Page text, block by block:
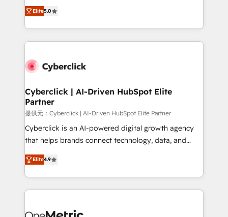
Partner and ISO 27001:2022 certified consultancy,
we blend strategy, creativity, and technology to help
implementations. With 12+ years of HubSpot
experience, we help you use the HubSpot platform
to its fullest capacity, improve your current HubSpot
website, or build your new one.
Elite5.0
Cyberclick | AI-Driven HubSpot Elite
Partner
提供元：Cyberclick | AI-Driven HubSpot Elite Partner
Cyberclick is an AI-powered digital growth agency
that helps brands connect technology, data, and
creativity to achieve measurable results. Founded in
Barcelona and operating across Spain, LATAM, and
the UK, we support global companies in building
smarter marketing, sales, and customer success
Iberia (Spain & Portugal), we combine human insight
Elite4.9